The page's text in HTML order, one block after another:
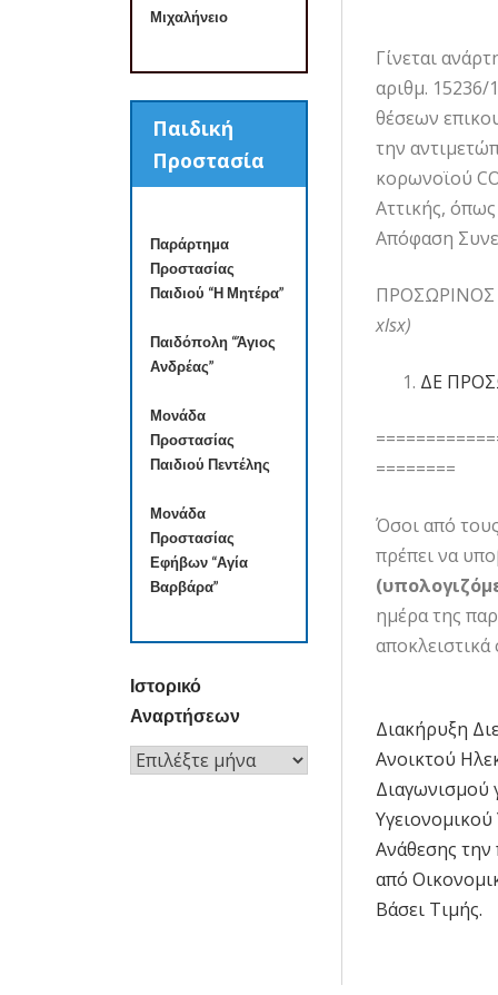
Γίνεται
αριθμ.
θέσεων
την
κορωνοϊού
Αττικής,
Απόφαση
xlsx)
ΔΕ
========
Όσοι από
πρέπει να
ημέρα της
αποκλειστικά
άρθρων
Διακήρυξη
Ανοικτού
Διαγωνισμού
Ανάθεσης
από
Βάσει Τιμής.
Μιχαλήνειο
Παιδική
Προστασία
Παράρτημα
Προστασίας
Παιδιού “Η Μητέρα”
Παιδόπολη “Άγιος
Ανδρέας”
Μονάδα
Προστασίας
Παιδιού Πεντέλης
Μονάδα
Προστασίας
Εφήβων “Αγία
Βαρβάρα”
Ιστορικό
Αναρτήσεων
Ιστορικό